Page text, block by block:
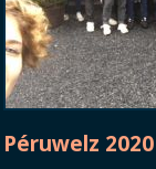
Péruwelz 2020